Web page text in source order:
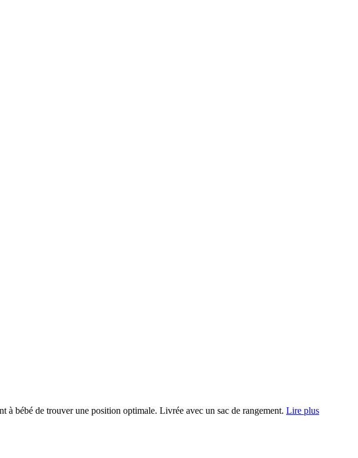
à bébé de trouver une position optimale. Livrée avec un sac de rangement. Lire plus